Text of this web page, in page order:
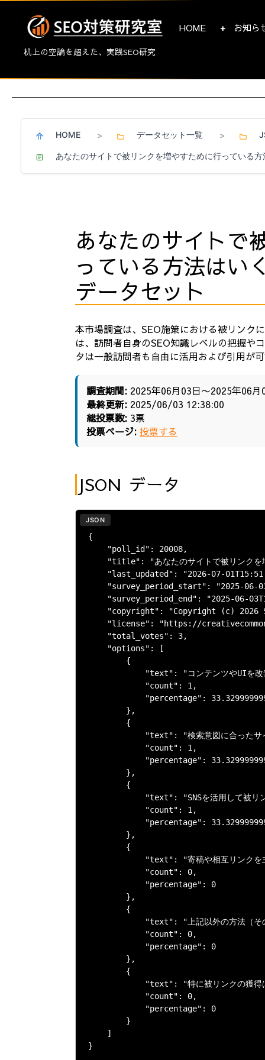
机上の空論を超えた、実践SEO研究
HOME お知ら
HOME > データセット一覧 >
あなたのサイトで被リンクを増やすために行っている
あなたのサイトで
っている方法はい
データセット
本市場調査は、SEO施策における被リンク
は、訪問者自身のSEO知識レベルの把握や
タは一般訪問者も自由に活用および引用が可
調査期間: 2025年06月03日〜2025年06月
最終更新: 2025/06/03 12:38:00
総投票数: 3票
投票ページ: 投票する
JSON データ
JSON
{
    "poll_id": 20008,
"title": "あなたのサイトで被リンクを
"last_updated": "2026-07-
"survey_period_start": "2025-06-
"survey_period_end": "2025-06-
"copyright": "Copyright (c) 2026
"license": "https://
    "total_votes": 3,
    "options": [
        {
"text": "コンテンツやUIを改
            "count": 1,
"percentage":
        },
        {
"text": "検索意図に合ったサ
            "count": 1,
"percentage":
        },
        {
"text": "SNSを活用して被リ
            "count": 1,
"percentage":
        },
        {
"text": "寄稿や相互リンクを
            "count": 0,
            "percentage": 0
        },
        {
"text": "上記以外の方法（そ
            "count": 0,
            "percentage": 0
        },
        {
"text": "特に被リンクの獲得
            "count": 0,
            "percentage": 0
        }
    ]
}